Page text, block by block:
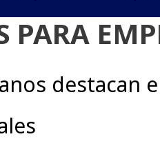
PARA
destacan